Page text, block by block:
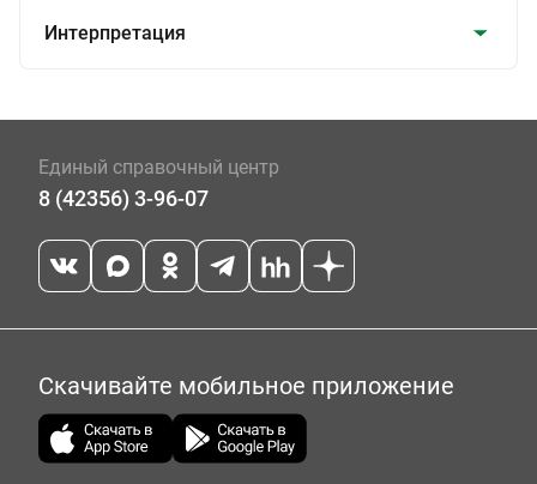
Интерпретация
Единый справочный центр
8 (42356) 3-96-07
Скачивайте мобильное приложение